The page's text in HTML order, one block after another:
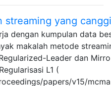
streaming yang
dengan kumpulan data
makalah metode
Leader dan
L1 (
papers/v15/